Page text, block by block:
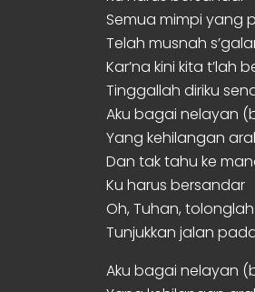
Semua mimpi yang
Telah musnah
Kar’na kini kita t’lah
Tinggallah diriku
Aku bagai nelayan
Yang kehilangan
Dan tak tahu ke
Ku harus bersandar
Oh, Tuhan, tolonglah
Tunjukkan jalan
Aku bagai nelayan